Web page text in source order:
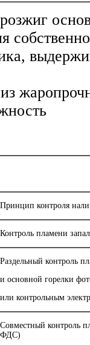
Принцип контроля
Контроль пламени
Раздельный контроль
и основной горелки
или контрольным
Совместный контроль
ФДС)